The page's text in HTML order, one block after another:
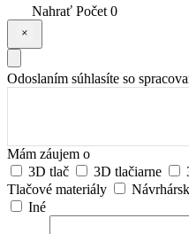
Nahrať Počet 0
Odoslaním súhlasíte so
Mám záujem o
3D tlač
3D tlačiarne
Tlačové materiály
Iné